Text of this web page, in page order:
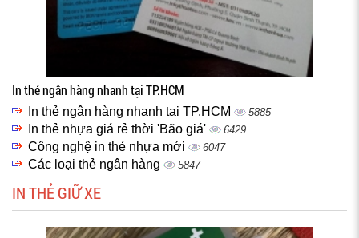
In thẻ ngân hàng nhanh tại TP.HCM
In thẻ ngân hàng nhanh tại TP.HCM 5885
In thẻ nhựa giá rẻ thời 'Bão giá' 6429
Công nghệ in thẻ nhựa mới 6047
Các loại thẻ ngân hàng 5847
IN THẺ GIỮ XE